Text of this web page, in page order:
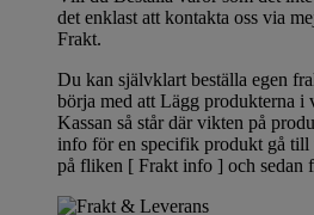
det enklast att kontakta oss via
Frakt.
Du kan självklart beställa egen
börja med att Lägg produkterna i
Kassan så står där vikten på
info för en specifik produkt gå till
på fliken [ Frakt info ] och sedan